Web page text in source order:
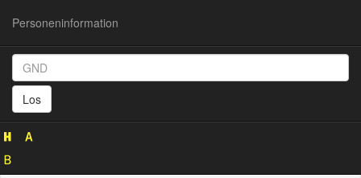
Personeninformation
Los
Personeninformation
132885654)